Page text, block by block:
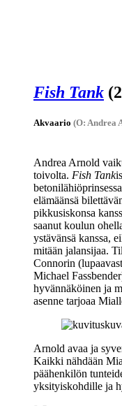
Fish Tank
Akvaario (O: Andrea
Andrea Arnold
toivolta. Fish Tank
elämäänsä
pikkusiskonsa
saanut koulun
ystävänsä kanssa,
mitään jalansijaa.
Connorin
Michael Fassbender
hyvännäköinen ja
asenne tarjoaa
Arnold avaa ja
Kaikki nähdään
päähenkilön
yksityiskohdille ja